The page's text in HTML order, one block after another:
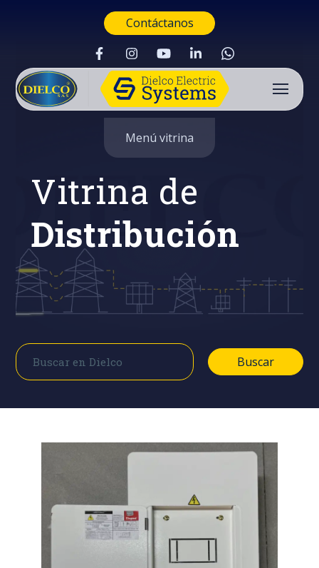
Contáctanos
Buscar
Menú vitrina
Vitrina de
Distribución
Buscar
Buscar